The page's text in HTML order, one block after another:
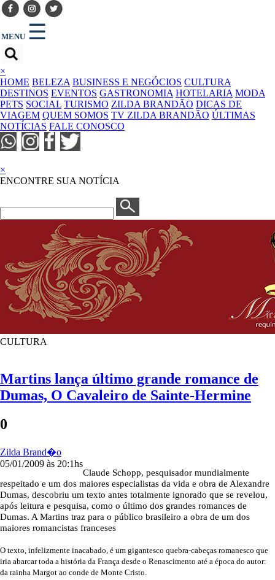
MENU ☰
×
HOME BELEZA BUSINESS E NEGÓCIOS CULTURA
DESTINOS EVENTOS GASTRONOMIA HOTELARIA MODA
PETS SOCIAL TURISMO ZILDA BRANDÃO DICAS DE
VIAGEM QUEM SOMOS TV ZILDA BRANDÃO ÚLTIMAS
NOTÍCIAS FALE CONOSCO
×
ENCONTRE SUA NOTÍCIA
CULTURA
Martins lança último grande romance de
Dumas, O Cavaleiro de Sainte-Hermine
0
Zilda Brand�o
05/01/2009 às 20:1hs
Claude Schopp, pesquisador mundialmente
respeitado e um dos maiores especialistas da vida e obra de Alexandre
Dumas, descobriu um texto antes totalmente ignorado que se revelou,
após leitura e pesquisa, como o último dos grandes romances de
Dumas. A Martins traz para o público brasileiro a obra de um dos
maiores romancistas franceses
O texto, infelizmente inacabado, é um gigantesco quebra-cabeças romanesco que
iria abarcar toda a história da França desde o Renascimento até a época do autor:
da rainha Margot ao conde de Monte Cristo.